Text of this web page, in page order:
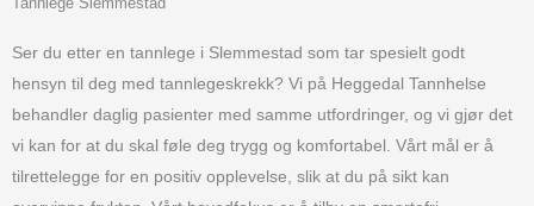
Ser du etter en tannlege i Slemmestad som tar spesielt godt
hensyn til deg med tannlegeskrekk? Vi på Heggedal Tannhelse
behandler daglig pasienter med samme utfordringer, og vi gjør det
vi kan for at du skal føle deg trygg og komfortabel. Vårt mål er å
tilrettelegge for en positiv opplevelse, slik at du på sikt kan